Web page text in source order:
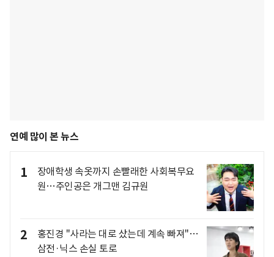
연예 많이 본 뉴스
1
장애학생 속옷까지 손빨래한 사회복무요
원…주인공은 개그맨 김규원
2
홍진경 "사라는 대로 샀는데 계속 빠져"…
삼전·닉스 손실 토로